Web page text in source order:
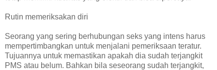
Rutin memeriksakan diri
Seorang yang sering berhubungan seks yang intens harus
mempertimbangkan untuk menjalani pemeriksaan teratur.
Tujuannya untuk memastikan apakah dia sudah terjangkit
PMS atau belum. Bahkan bila seseorang sudah terjangkit,